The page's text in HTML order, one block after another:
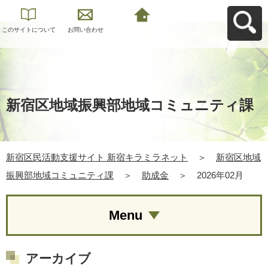
このサイトについて お問い合わせ
新宿区地域振興部地域コミュニティ課
新宿区民活動支援サイト 新宿キラミラネット ＞
新宿区地域
振興部地域コミュニティ課
＞ 助成金 ＞ 2026年02月
Menu
アーカイブ